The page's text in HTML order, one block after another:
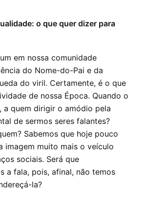
o que quer dizer para
em nossa comunidade
do Nome-do-Pai e da
do viril. Certamente, é o que
de nossa Época. Quando o
a quem dirigir o amódio pela
de sermos seres falantes?
Sabemos que hoje pouco
imagem muito mais o veículo
sociais. Será que
a fala, pois, afinal, não temos
la?